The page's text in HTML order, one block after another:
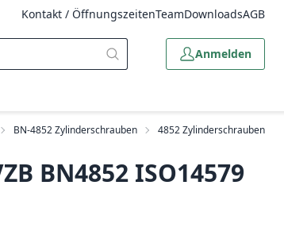
Kontakt / ÖffnungszeitenTeamDownloadsAGB
Anmelden
BN-4852 Zylinderschrauben 4852 Zylinderschrauben
BN4852 ISO14579